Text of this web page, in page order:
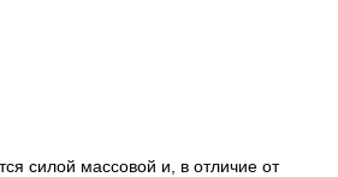
силой массовой и, в отличие от